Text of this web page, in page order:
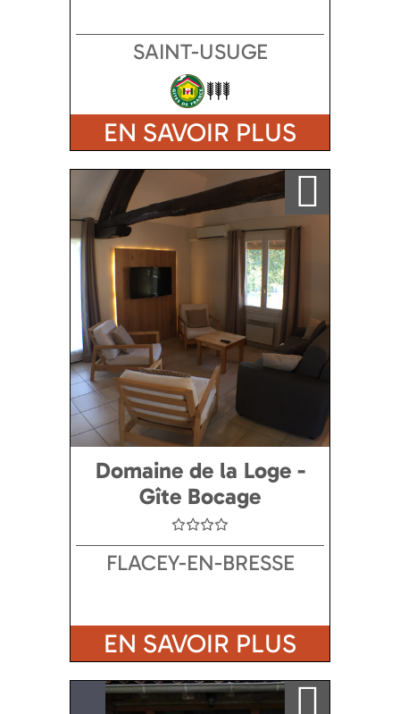
SAINT-USUGE
EN SAVOIR PLUS
Ajouter a ma sélection
Domaine de la Loge -
Gîte Bocage
FLACEY-EN-BRESSE
EN SAVOIR PLUS
Ajouter a ma sélection